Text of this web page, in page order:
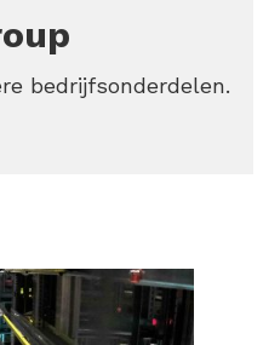
bedrijfsonderdelen.